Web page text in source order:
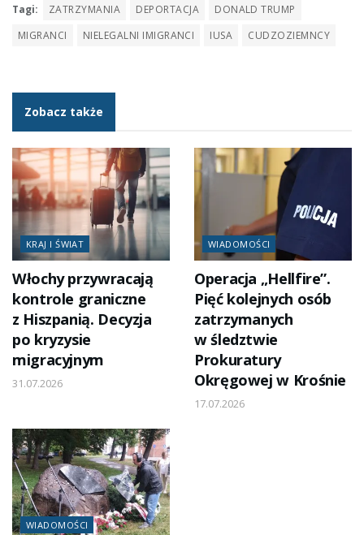
Tagi: ZATRZYMANIA DEPORTACJA
DONALD TRUMP
MIGRANCI
NIELEGALNI IMIGRANCI IUSA CUDZOZIEMNCY
Zobacz także
KRAJ I ŚWIAT
Włochy przywracają
kontrole graniczne
z Hiszpanią. Decyzja
po kryzysie
migracyjnym
31.07.2026
WIADOMOŚCI
Operacja „Hellfire”.
Pięć kolejnych osób
zatrzymanych
w śledztwie
Prokuratury
Okręgowej w Krośnie
17.07.2026
WIADOMOŚCI